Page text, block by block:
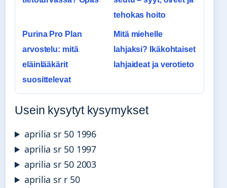
tehokas hoito
Purina Pro Plan
arvostelu: mitä
eläinlääkärit
suosittelevat
Mitä miehelle
lahjaksi? Ikäkohtaiset
lahjaideat ja verotieto
Usein kysytyt kysymykset
aprilia sr 50 1996
aprilia sr 50 1997
aprilia sr 50 2003
aprilia sr r 50